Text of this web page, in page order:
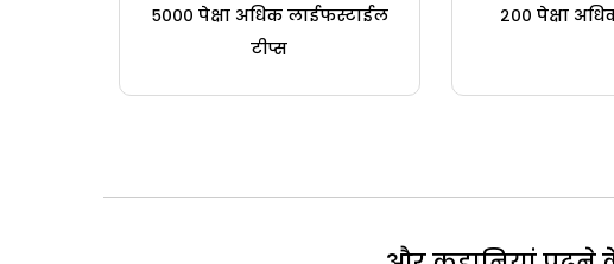
५००० पेक्षा अधिक लाईफस्टाईल
टीप्स
२०० पेक्षा